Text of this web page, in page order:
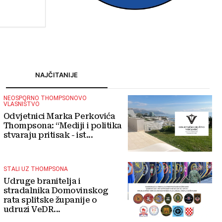
NAJČITANIJE
NEOSPORNO THOMPSONOVO
VLASNIŠTVO
Odvjetnici Marka Perkovića
Thompsona: “Mediji i politika
stvaraju pritisak - ist...
STALI UZ THOMPSONA
Udruge branitelja i
stradalnika Domovinskog
rata splitske županije o
udruzi VeDR...